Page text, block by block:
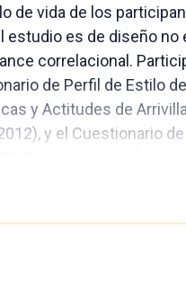
de vida de los
estudio es de diseño
correlacional.
de Perfil de Estilo
y Actitudes de
y el Cuestionario
al nivel
entre nivel